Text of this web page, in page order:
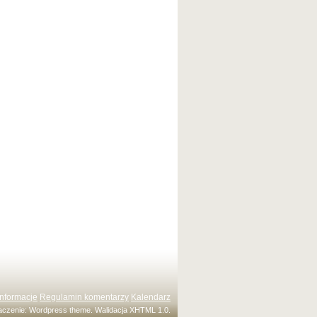
Regulamin komentarzy Kalendarz
Wordpress theme. WalidacjaXHTML 1.0.